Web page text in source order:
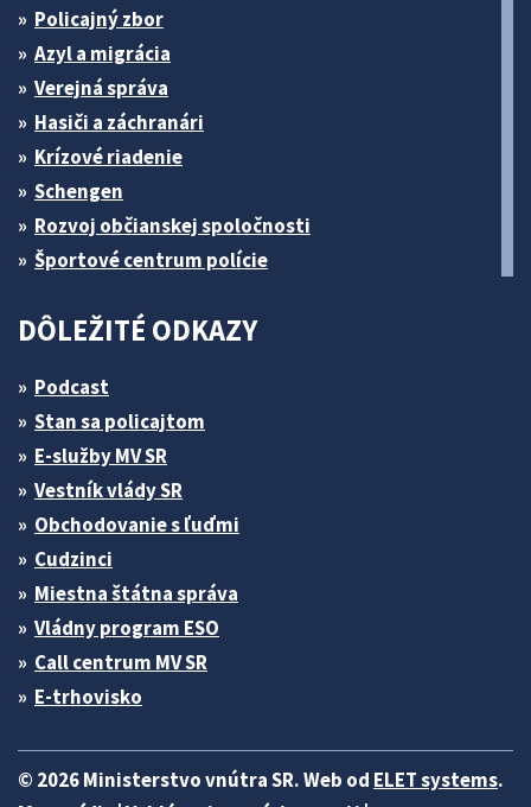
Policajný zbor
Azyl a migrácia
Verejná správa
Hasiči a záchranári
Krízové riadenie
Schengen
Rozvoj občianskej spoločnosti
Športové centrum polície
DÔLEŽITÉ ODKAZY
Podcast
Stan sa policajtom
E-služby MV SR
Vestník vlády SR
Obchodovanie s ľuďmi
Cudzinci
Miestna štátna správa
Vládny program ESO
Call centrum MV SR
E-trhovisko
© 2026 Ministerstvo vnútra SR. Web od ELET systems.